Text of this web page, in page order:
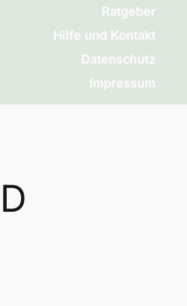
Ratgeber
Hilfe und Kontakt
Datenschutz
Impressum